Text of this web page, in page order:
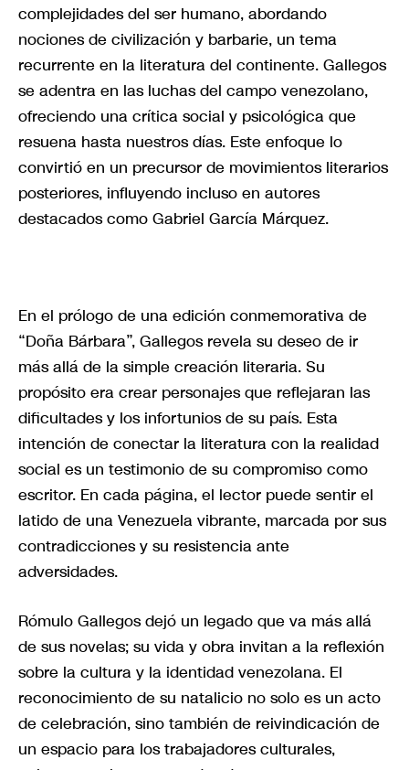
complejidades del ser humano, abordando
nociones de civilización y barbarie, un tema
recurrente en la literatura del continente. Gallegos
se adentra en las luchas del campo venezolano,
ofreciendo una crítica social y psicológica que
resuena hasta nuestros días. Este enfoque lo
convirtió en un precursor de movimientos literarios
posteriores, influyendo incluso en autores
destacados como Gabriel García Márquez.
En el prólogo de una edición conmemorativa de
“Doña Bárbara”, Gallegos revela su deseo de ir
más allá de la simple creación literaria. Su
propósito era crear personajes que reflejaran las
dificultades y los infortunios de su país. Esta
intención de conectar la literatura con la realidad
social es un testimonio de su compromiso como
escritor. En cada página, el lector puede sentir el
latido de una Venezuela vibrante, marcada por sus
contradicciones y su resistencia ante
adversidades.
Rómulo Gallegos dejó un legado que va más allá
de sus novelas; su vida y obra invitan a la reflexión
sobre la cultura y la identidad venezolana. El
reconocimiento de su natalicio no solo es un acto
de celebración, sino también de reivindicación de
un espacio para los trabajadores culturales,